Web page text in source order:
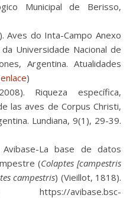
Municipal de Berisso,
Aves do Inta-Campo Anexo
Universidade Nacional de
Argentina. Atualidades
enlace)
Riqueza específica,
las aves de Corpus Christi,
Lundiana, 9(1), 29-39.
La base de datos
(Colaptes [campestris
campestris) (Vieillot, 1818).
avibase.bsc-